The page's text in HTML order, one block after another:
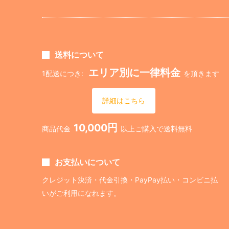
送料について
1配送につき: エリア別に一律料金 を頂きます
詳細はこちら
商品代金 10,000円 以上ご購入で送料無料
お支払いについて
クレジット決済・代金引換・PayPay払い・コンビニ払
いがご利用になれます。